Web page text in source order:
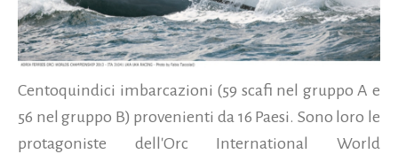
Centoquindici imbarcazioni (59 scafi nel gruppo A e
56 nel gruppo B) provenienti da 16 Paesi. Sono loro le
protagoniste dell'Orc International World